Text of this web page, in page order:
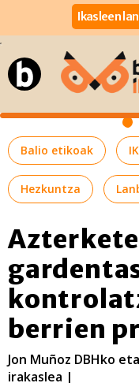
Ikasleen
Balio etikoak
Hezkuntza
berrien
Jon Muñoz DBHko
irakaslea |